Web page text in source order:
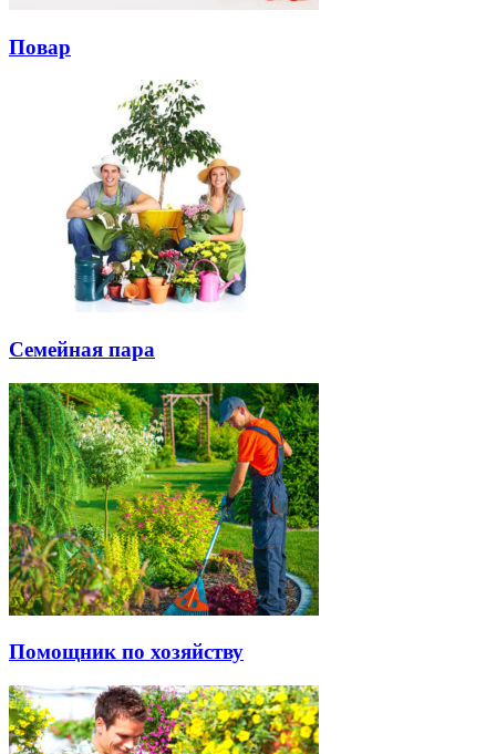
Повар
Семейная пара
Помощник по хозяйству